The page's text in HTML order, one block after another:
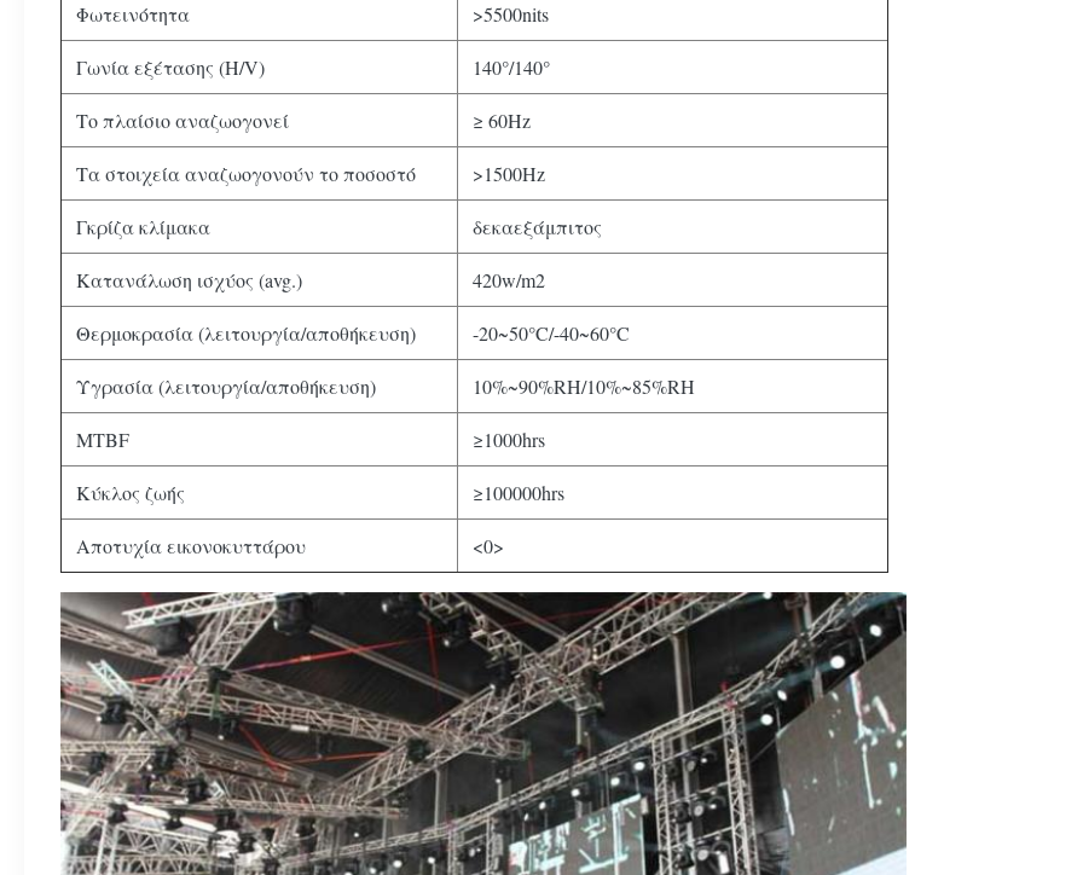
Φωτεινότητα >5500nits
Γωνία εξέτασης (H/V) 140°/140°
Το πλαίσιο αναζωογονεί ≥ 60Hz
Τα στοιχεία αναζωογονούν το ποσοστό >1500Hz
Γκρίζα κλίμακα δεκαεξάμπιτος
Κατανάλωση ισχύος (avg.) 420w/m2
Θερμοκρασία (λειτουργία/αποθήκευση) -20~50°C/-40~60°C
Υγρασία (λειτουργία/αποθήκευση) 10%~90%RH/10%~85%RH
MTBF ≥1000hrs
Κύκλος ζωής ≥100000hrs
Αποτυχία εικονοκυττάρου <0>